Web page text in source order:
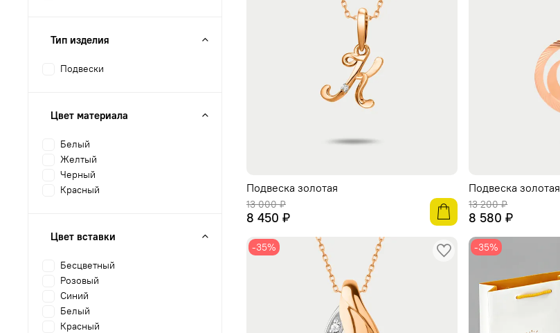
Подвеска золотая
13 000 ₽
8 450 ₽
Подвеска золотая
13 200 ₽
8 580 ₽
-35% -35%
Тип изделия
Подвески
Цвет материала
Белый
Желтый
Черный
Красный
Цвет вставки
Бесцветный
Розовый
Синий
Белый
Красный